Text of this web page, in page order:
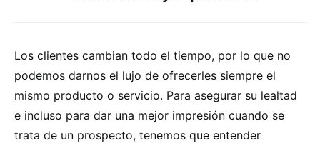
Los clientes cambian todo el tiempo, por lo que no
podemos darnos el lujo de ofrecerles siempre el
mismo producto o servicio. Para asegurar su lealtad
e incluso para dar una mejor impresión cuando se
trata de un prospecto, tenemos que entender